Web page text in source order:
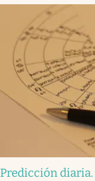
Predicción diaria.